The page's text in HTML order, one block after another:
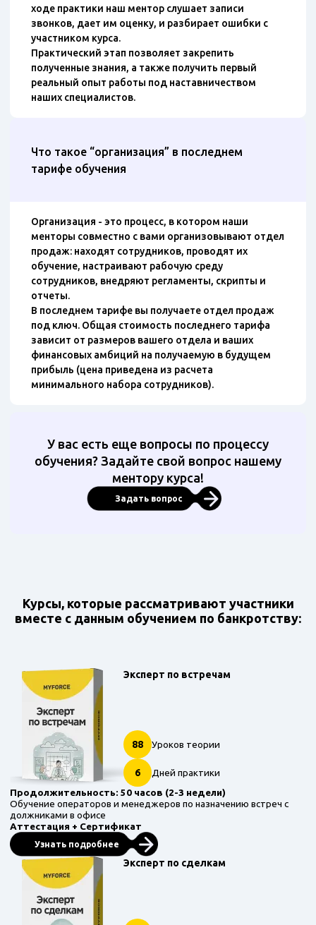
ходе практики наш ментор слушает записи
звонков, дает им оценку, и разбирает ошибки с
участником курса.
Практический этап позволяет закрепить
полученные знания, а также получить первый
реальный опыт работы под наставничеством
наших специалистов.
Что такое “организация” в последнем
тарифе обучения
Организация - это процесс, в котором наши
менторы совместно с вами организовывают отдел
продаж: находят сотрудников, проводят их
обучение, настраивают рабочую среду
сотрудников, внедряют регламенты, скрипты и
отчеты.
В последнем тарифе вы получаете отдел продаж
под ключ. Общая стоимость последнего тарифа
зависит от размеров вашего отдела и ваших
финансовых амбиций на получаемую в будущем
прибыль (цена приведена из расчета
минимального набора сотрудников).
У вас есть еще вопросы по процессу
обучения? Задайте свой вопрос нашему
ментору курса!
Задать вопрос
Курсы, которые рассматривают участники
вместе с данным обучением по банкротству:
Эксперт по встречам
88 Уроков теории
6
Дней практики
Продолжительность: 50 часов (2-3 недели)
Обучение операторов и менеджеров по назначению встреч с
должниками в офисе
Аттестация + Сертификат
Узнать подробнее
Эксперт по сделкам